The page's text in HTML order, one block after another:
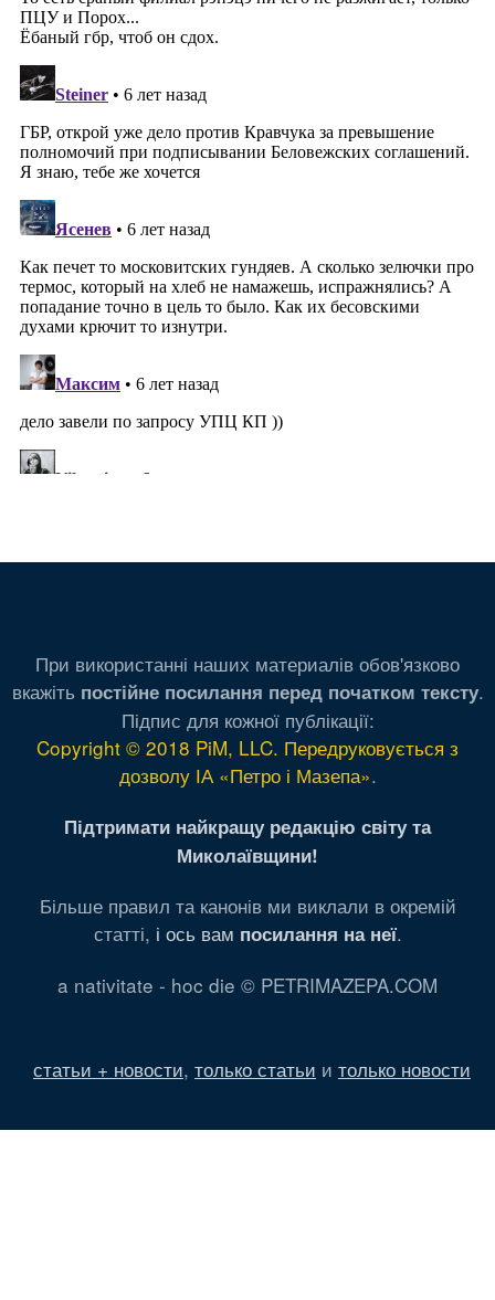
При використанні наших материалів обов'язково
вкажіть постійне посилання перед початком тексту.
Підпис для кожної публікації:
Copyright © 2018 PiM, LLC. Передруковується з
дозволу ІА «Петро і Мазепа».
Підтримати найкращу редакцію світу та
Миколаївщини!
Більше правил та канонів ми виклали в окремій
статті, і ось вам посилання на неї.
a nativitate - hoc die © PETRIMAZEPA.COM
статьи + новости, только статьи и только новости